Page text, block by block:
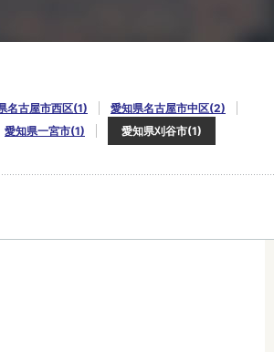
名古屋市西区(1)
愛知県名古屋市中区(2)
愛知県一宮市(1) 愛知県刈谷市(1)